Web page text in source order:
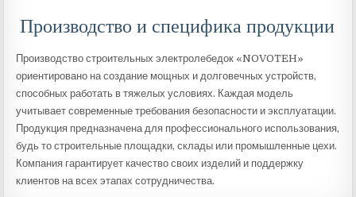
Производство и специфика продукции
Производство строительных электролебедок «NOVOTEH»
ориентировано на создание мощных и долговечных устройств,
способных работать в тяжелых условиях. Каждая модель
учитывает современные требования безопасности и эксплуатации.
Продукция предназначена для профессионального использования,
будь то строительные площадки, склады или промышленные цехи.
Компания гарантирует качество своих изделий и поддержку
клиентов на всех этапах сотрудничества.